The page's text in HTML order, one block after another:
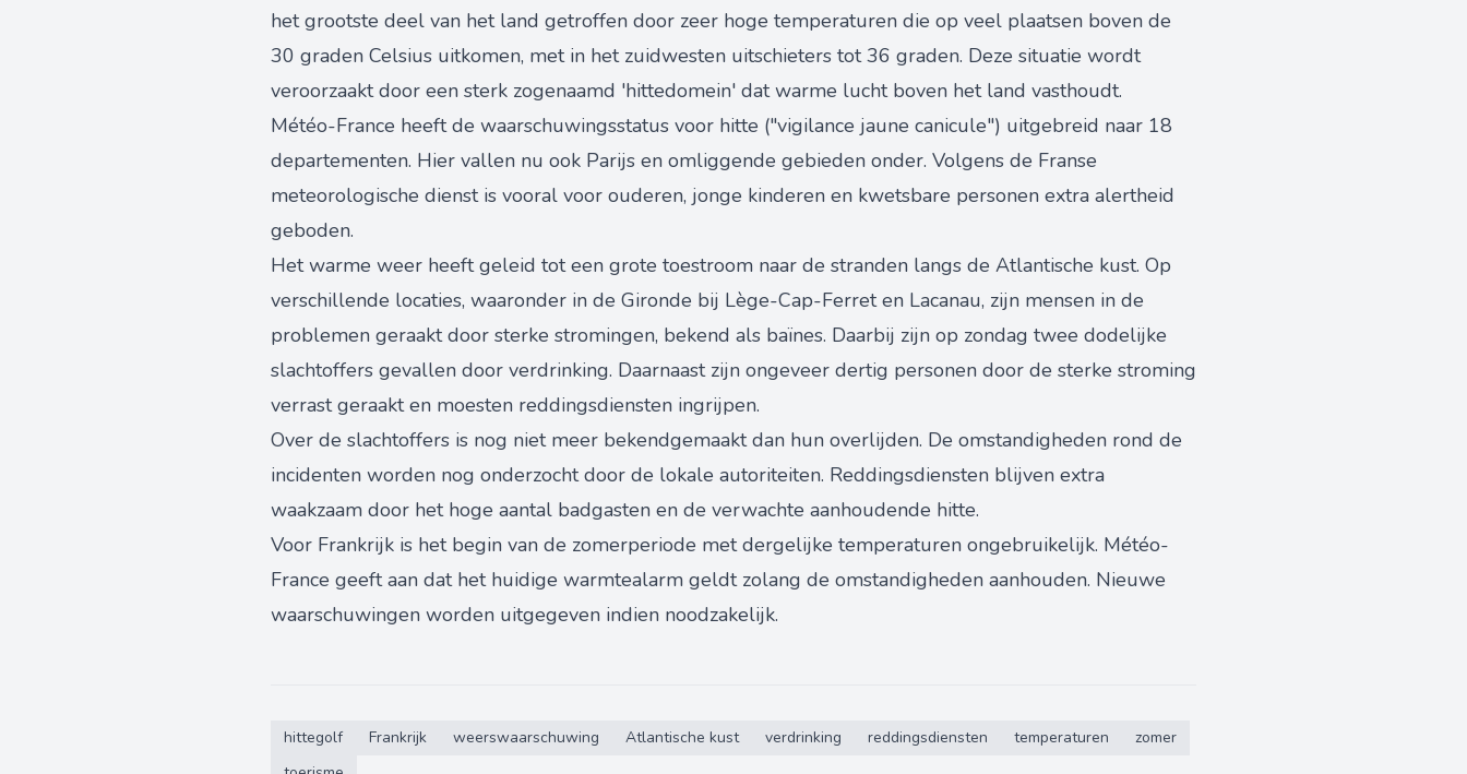
het grootste deel van het land getroffen door zeer hoge temperaturen die op veel plaatsen boven de
30 graden Celsius uitkomen, met in het zuidwesten uitschieters tot 36 graden. Deze situatie wordt
veroorzaakt door een sterk zogenaamd 'hittedomein' dat warme lucht boven het land vasthoudt.
Météo-France heeft de waarschuwingsstatus voor hitte ("vigilance jaune canicule") uitgebreid naar 18
departementen. Hier vallen nu ook Parijs en omliggende gebieden onder. Volgens de Franse
meteorologische dienst is vooral voor ouderen, jonge kinderen en kwetsbare personen extra alertheid
geboden.
Het warme weer heeft geleid tot een grote toestroom naar de stranden langs de Atlantische kust. Op
verschillende locaties, waaronder in de Gironde bij Lège-Cap-Ferret en Lacanau, zijn mensen in de
problemen geraakt door sterke stromingen, bekend als baïnes. Daarbij zijn op zondag twee dodelijke
slachtoffers gevallen door verdrinking. Daarnaast zijn ongeveer dertig personen door de sterke stroming
verrast geraakt en moesten reddingsdiensten ingrijpen.
Over de slachtoffers is nog niet meer bekendgemaakt dan hun overlijden. De omstandigheden rond de
incidenten worden nog onderzocht door de lokale autoriteiten. Reddingsdiensten blijven extra
waakzaam door het hoge aantal badgasten en de verwachte aanhoudende hitte.
Voor Frankrijk is het begin van de zomerperiode met dergelijke temperaturen ongebruikelijk. Météo-
France geeft aan dat het huidige warmtealarm geldt zolang de omstandigheden aanhouden. Nieuwe
waarschuwingen worden uitgegeven indien noodzakelijk.
hittegolf Frankrijk weerswaarschuwing Atlantische kust verdrinking reddingsdiensten temperaturen
zomer